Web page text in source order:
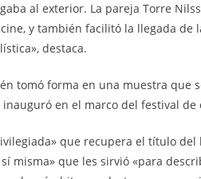
al exterior. La pareja Torre
y también facilitó la llegada de
destaca.
tomó forma en una muestra que
en el marco del festival
que recupera el título
misma» que les sirvió «para